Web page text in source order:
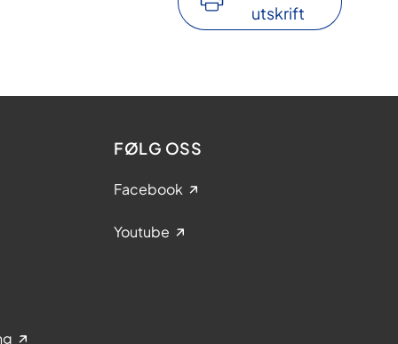
utskrift
FØLG OSS
Facebook
Youtube